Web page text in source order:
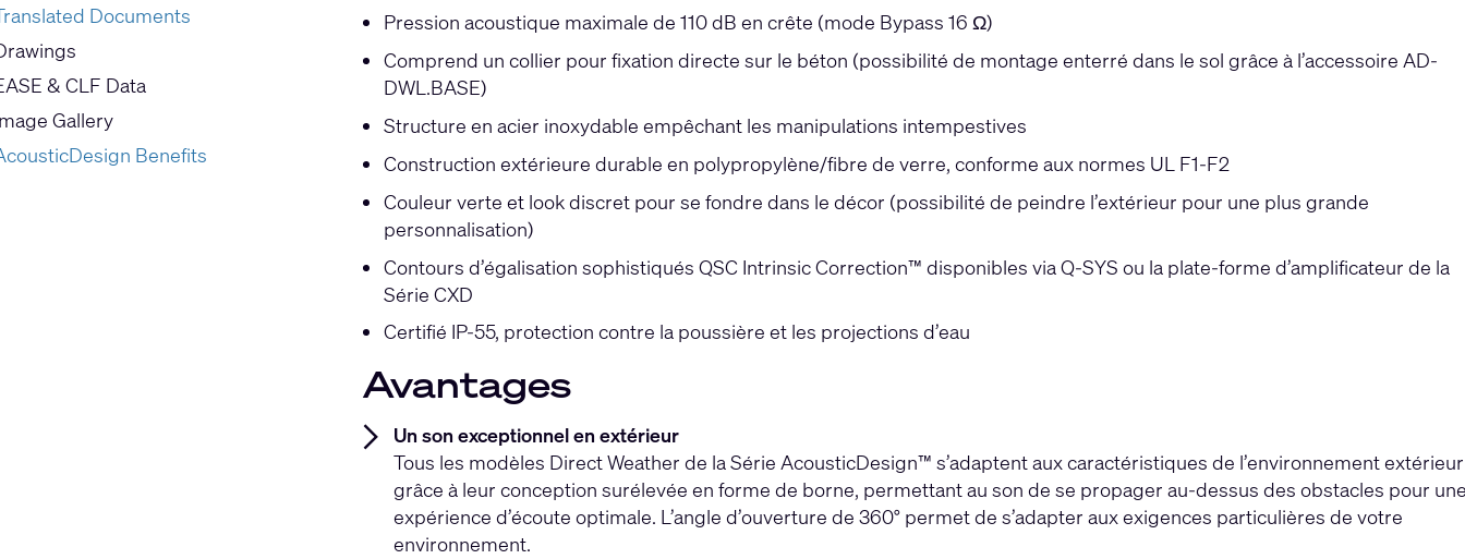
Documents
& CLF Data
Gallery
Benefits
Pression acoustique maximale de 110 dB en crête (mode Bypass 16 Ω)
Comprend un collier pour fixation directe sur le béton (possibilité de montage enterré dans le sol grâce à l’accessoire AD-
DWL.BASE)
Structure en acier inoxydable empêchant les manipulations intempestives
Construction extérieure durable en polypropylène/fibre de verre, conforme aux normes UL F1-F2
Couleur verte et look discret pour se fondre dans le décor (possibilité de peindre l’extérieur pour une plus grande
personnalisation)
Contours d’égalisation sophistiqués QSC Intrinsic Correction™ disponibles via Q-SYS ou la plate-forme d’amplificateur de la
Série CXD
Certifié IP-55, protection contre la poussière et les projections d’eau
Avantages
Un son exceptionnel en extérieur
Tous les modèles Direct Weather de la Série AcousticDesign™ s’adaptent aux caractéristiques de l’environnement extérieur
grâce à leur conception surélevée en forme de borne, permettant au son de se propager au-dessus des obstacles pour
expérience d’écoute optimale. L’angle d’ouverture de 360° permet de s’adapter aux exigences particulières de votre
environnement.